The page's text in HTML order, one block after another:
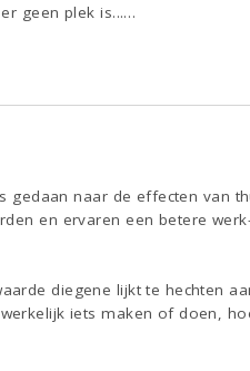
geen plek is...…
naar de effecten van
en ervaren een betere
diegene lijkt te hechten
iets maken of doen,